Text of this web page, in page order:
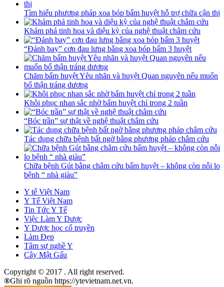
Tìm hiểu phương pháp xoa bóp bấm huyệt hỗ trợ chữa cận thị
Khám phá tinh hoa và diệu kỳ của nghệ thuật châm cứu
“Đánh bay” cơn đau lưng bằng xoa bóp bấm 3 huyệt
Chăm bấm huyệt Yêu nhãn và huyệt Quan nguyên nếu muốn
bổ thận tráng dương
Khôi phục nhan sắc nhờ bấm huyệt chỉ trong 2 tuần
“Bóc trần” sự thật về nghệ thuật châm cứu
Tác dụng chữa bệnh bất ngờ bằng phương pháp châm cứu
Chữa bệnh Gút bằng châm cứu bấm huyệt – không còn nỗi lo
bệnh “ nhà giàu”
Y tế Việt Nam
Y Tế Việt Nam
Tin Tức Y Tế
Việc Làm Y Dược
Y Dược học cổ truyền
Làm Đẹp
Tâm sự nghề Y
Cây Mật Gấu
Copyright © 2017 . All right reserved.
®Ghi rõ nguồn https://ytevietnam.net.vn.